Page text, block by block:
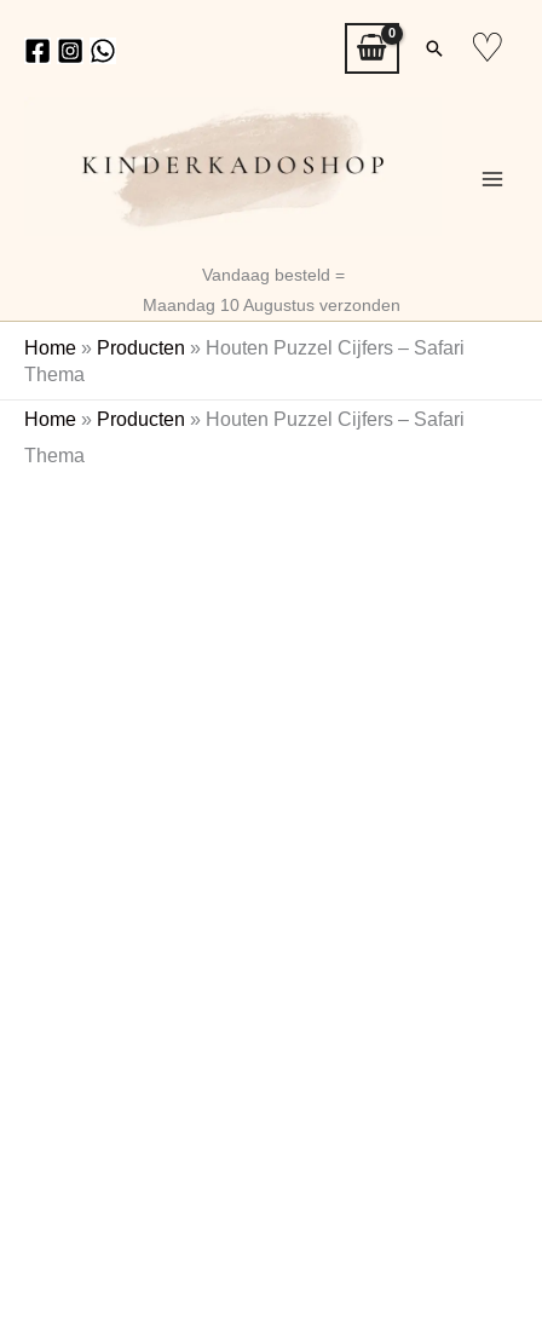
naar
Zoeken
♡
Vandaag besteld =
Maandag 10 Augustus verzonden
Home » Producten » Houten Puzzel Cijfers – Safari
Thema
Home » Producten » Houten Puzzel Cijfers – Safari
Thema
Houten
Cijfers